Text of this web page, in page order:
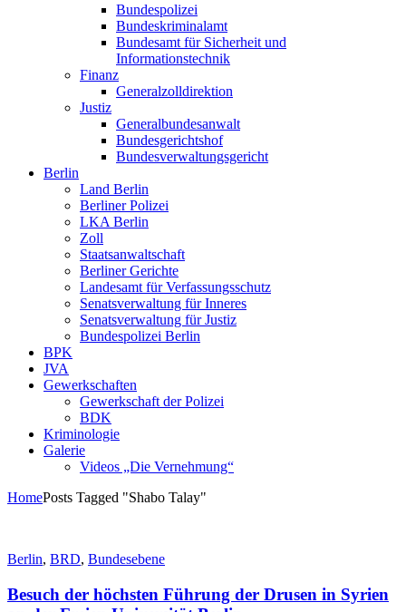
Bundespolizei
Bundeskriminalamt
Bundesamt für Sicherheit und
Informationstechnik
Finanz
Generalzolldirektion
Justiz
Generalbundesanwalt
Bundesgerichtshof
Bundesverwaltungsgericht
Berlin
Land Berlin
Berliner Polizei
LKA Berlin
Zoll
Staatsanwaltschaft
Berliner Gerichte
Landesamt für Verfassungsschutz
Senatsverwaltung für Inneres
Senatsverwaltung für Justiz
Bundespolizei Berlin
BPK
JVA
Gewerkschaften
Gewerkschaft der Polizei
BDK
Kriminologie
Galerie
Videos „Die Vernehmung“
HomePosts Tagged "Shabo Talay"
Berlin, BRD, Bundesebene
Besuch der höchsten Führung der Drusen in Syrien